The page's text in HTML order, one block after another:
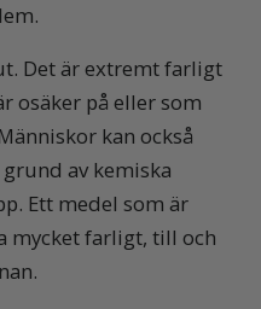
Det är extremt farligt
osäker på eller som
kan också
av kemiska
Ett medel som är
mycket farligt, till och